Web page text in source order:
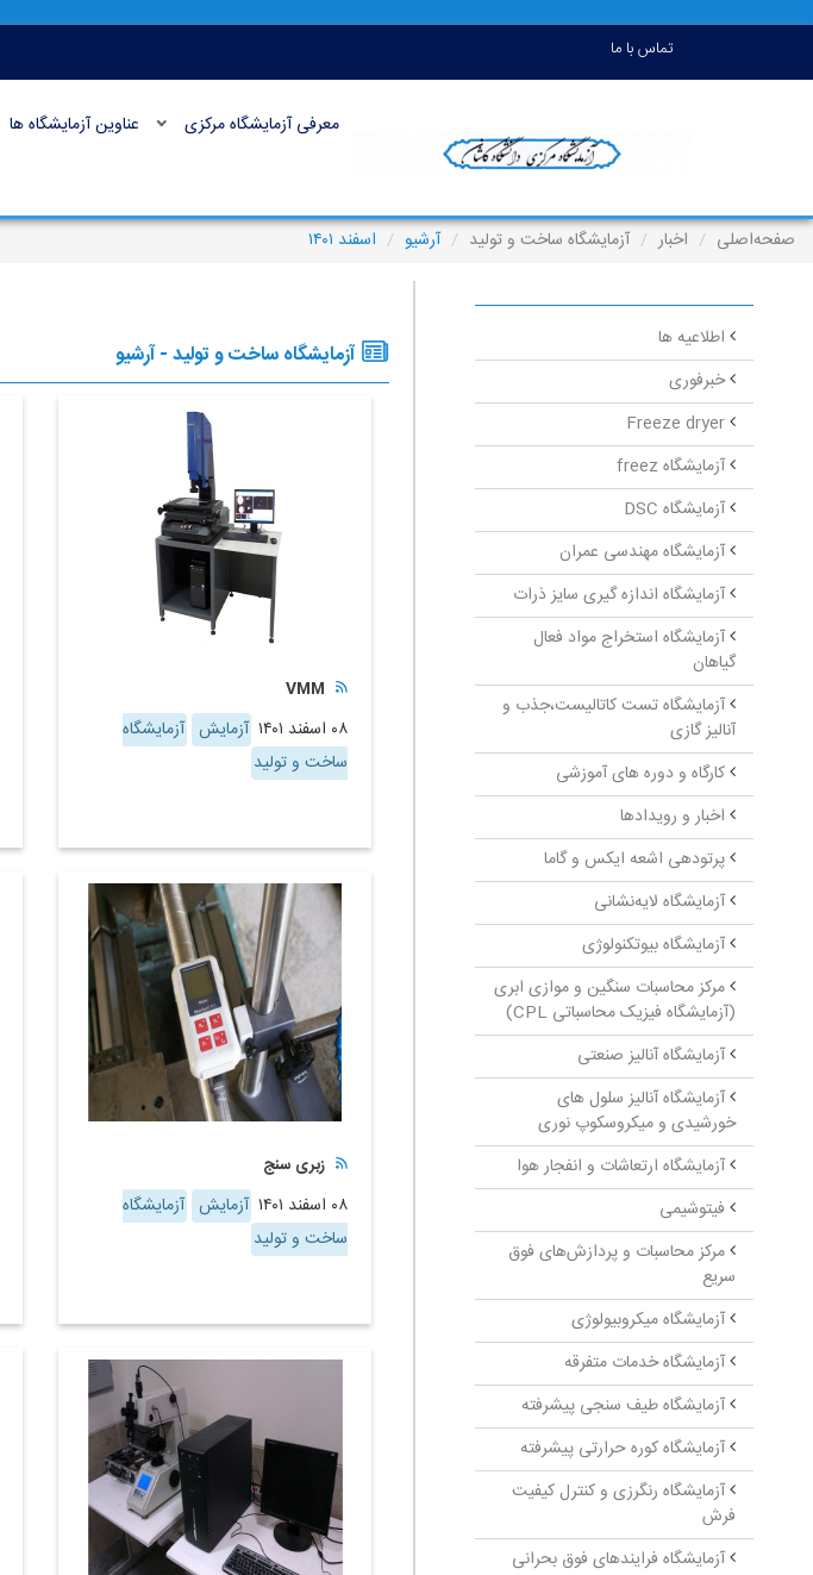
تماس با ما
معرفی آزمایشگاه مرکزی عناوین آزمایشگاه ها
صفحه‌اصلی اخبار آزمایشگاه ساخت و تولید آرشیو اسفند ۱۴۰۱
آزمایشگاه ساخت و تولید - آرشیو
VMM
۰۸ اسفند ۱۴۰۱ آزمایش آزمایشگاه
ساخت و تولید
زبری سنج
۰۸ اسفند ۱۴۰۱ آزمایش آزمایشگاه
ساخت و تولید
اطلاعیه ها
خبرفوری
Freeze dryer
آزمایشگاه freez
آزمایشگاه DSC
آزمایشگاه مهندسی عمران
آزمایشگاه اندازه گیری سایز ذرات
آزمایشگاه استخراج مواد فعال
گیاهان
آزمایشگاه تست کاتالیست،جذب و
آنالیز گازی
کارگاه و دوره های آموزشی
اخبار و رویدادها
پرتودهی اشعه ایکس و گاما
آزمایشگاه لایه‌نشانی
آزمایشگاه بیوتکنولوژی
مرکز محاسبات سنگین و موازی ابری
(آزمایشگاه فیزیک محاسباتی CPL)
آزمایشگاه آنالیز صنعتی
آزمایشگاه آنالیز سلول های
خورشیدی و میکروسکوپ نوری
آزمایشگاه ارتعاشات و انفجار هوا
فیتوشیمی
مرکز محاسبات و پردازش‌های فوق
سریع
آزمایشگاه میکروبیولوژی
آزمایشگاه خدمات متفرقه
آزمایشگاه طیف سنجی پیشرفته
آزمایشگاه کوره حرارتی پیشرفته
آزمایشگاه رنگرزی و کنترل کیفیت
فرش
آزمایشگاه فرایندهای فوق بحرانی